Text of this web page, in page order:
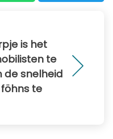
is het
te
de snelheid
te